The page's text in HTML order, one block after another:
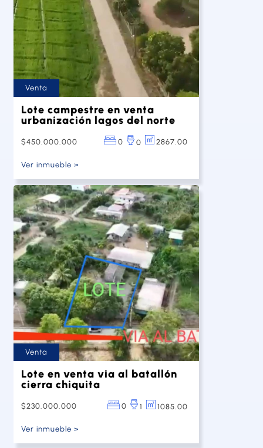
Venta
Lote campestre en venta
urbanización lagos del norte
$450.000.000 0 0 2867.00
Ver inmueble >
Venta
Lote en venta via al batallón
cierra chiquita
$230.000.000 0 1 1085.00
Ver inmueble >